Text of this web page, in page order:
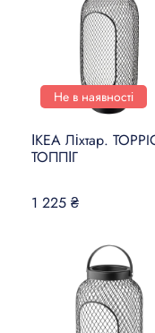
Не в наявності
ІКЕА Ліхтар.
ТОППІГ
1 225 ₴